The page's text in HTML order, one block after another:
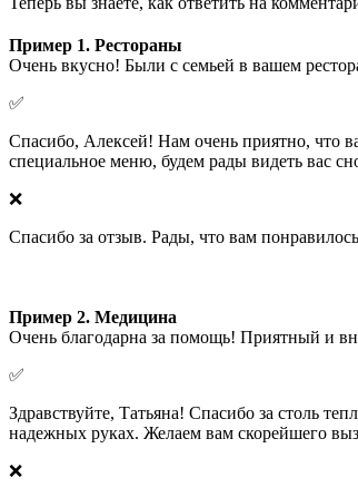
Пример 1. Рестораны
Очень вкусно! Были с семьей в вашем
✅
Спасибо, Алексей! Нам очень приятно, что
специальное меню, будем рады видеть вас
❌
Спасибо за отзыв. Рады, что вам
Пример 2. Медицина
Очень благодарна за помощь! Приятный и
✅
Здравствуйте, Татьяна! Спасибо за столь
надежных руках. Желаем вам скорейшего
❌